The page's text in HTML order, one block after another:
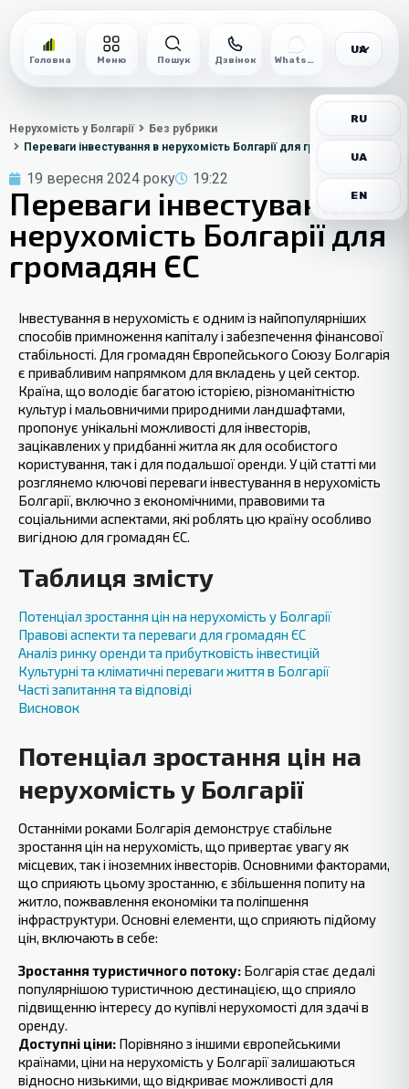
Головна Меню Пошук Дзвінок WhatsApp
UA
RU
UA
EN
Нерухомість у Болгарії
Без рубрики
Переваги інвестування в нерухомість Болгарії для громадян ЄС
19 вересня 2024 року 19:22
Переваги інвестування в
нерухомість Болгарії для
громадян ЄС
Інвестування в нерухомість ‍є одним із найпопулярніших
способів примноження капіталу і забезпечення фінансової
стабільності. Для громадян Європейського Союзу Болгарія
є привабливим напрямком для вкладень у ‍цей сектор.
Країна, що володіє багатою історією, різноманітністю
культур і мальовничими природними ландшафтами,
пропонує унікальні можливості для інвесторів,
зацікавлених у придбанні житла як для особистого
користування, так і для подальшої оренди. У цій статті ми
розглянемо ключові переваги інвестування в нерухомість
Болгарії, включно з економічними, правовими та
соціальними аспектами, які роблять цю країну особливо
вигідною для громадян ЄС.
Таблиця змісту
Потенціал зростання цін на нерухомість у Болгарії
Правові аспекти та переваги для громадян ЄС
Аналіз ринку оренди та прибутковість інвестицій
Культурні та кліматичні переваги життя в Болгарії
Часті ‍запитання та відповіді
Висновок
Потенціал зростання цін на
нерухомість у Болгарії
Останніми роками Болгарія ‍демонструє стабільне
зростання цін на нерухомість, що привертає увагу як
місцевих, так і іноземних інвесторів. Основними факторами,
що сприяють цьому зростанню, є збільшення попиту на
житло, пожвавлення економіки та поліпшення
інфраструктури. Основні елементи, що сприяють підйому
цін, включають в себе:
Зростання туристичного потоку: Болгарія стає дедалі
популярнішою туристичною дестинацією, що сприяло
‍підвищенню інтересу до купівлі нерухомості для здачі в
оренду.
Доступні ціни: Порівняно з іншими європейськими
країнами, ціни на нерухомість у Болгарії залишаються
відносно низькими, що відкриває ‍можливості для